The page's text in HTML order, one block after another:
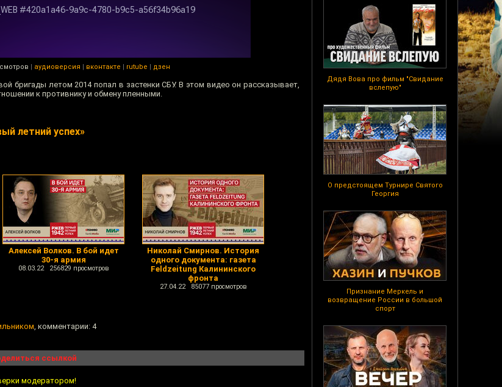
Дядя Вова про фильм "Свидание
вслепую"
О предстоящем Турнире Святого
Георгия
Признание Меркель и
возвращение России в большой
спорт
| аудиоверсия | вконтакте | rutube | дзен
бригады летом 2014 попал в застенки СБУ. В этом видео он рассказывает,
к противнику и обмену пленными.
летний успех»
Алексей Волков. В бой идет
30-я армия
08.03.22 256829 просмотров
Николай Смирнов. История
одного документа: газета
Feldzeitung Калининского
фронта
27.04.22 85077 просмотров
, комментарии: 4
ссылкой
модератором!